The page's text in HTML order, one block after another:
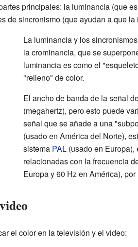
principales: la luminancia (que
de sincronismo (que ayudan a que
La luminancia y los
la crominancia, que se
luminancia es como el
"relleno" de color.
El ancho de banda de la señal
(megahertz), pero esto puede
señal que se añade a una
(usado en América del Norte),
sistema PAL(usado en Europa),
relacionadas con la frecuencia
Europa y 60 Hz en América),
el color en la televisión y el video: